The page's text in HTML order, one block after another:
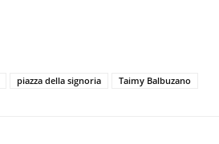
piazza della signoria Taimy Balbuzano